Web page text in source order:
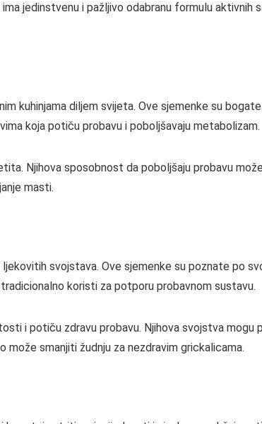
jedinstvenu i pažljivo odabranu formulu aktivnih
kuhinjama diljem svijeta. Ove sjemenke su
koja potiču probavu i poboljšavaju metabolizam.
Njihova sposobnost da poboljšaju probavu
masti.
svojstava. Ove sjemenke su poznate po
koristi za potporu probavnom sustavu.
i potiču zdravu probavu. Njihova svojstva mogu
smanjiti žudnju za nezdravim grickalicama.